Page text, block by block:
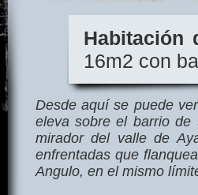
Habitación
16m2 con
Desde aquí se puede
eleva sobre el barrio de
mirador del valle de
enfrentadas que
Angulo, en el mismo